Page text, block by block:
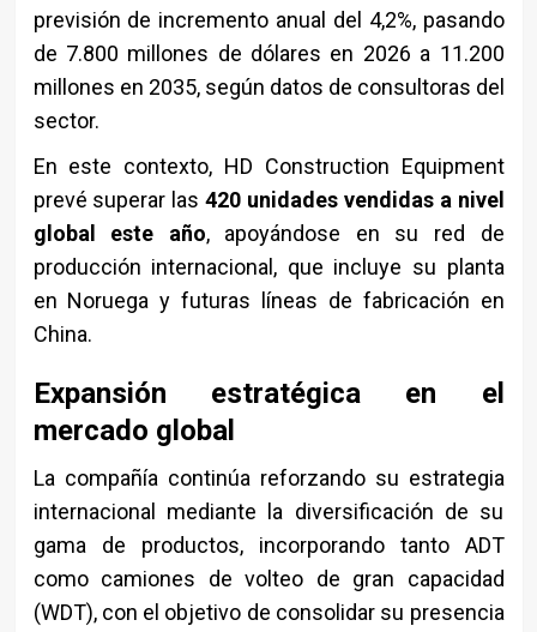
previsión de incremento anual del 4,2%, pasando
de 7.800 millones de dólares en 2026 a 11.200
millones en 2035, según datos de consultoras del
sector.
En este contexto, HD Construction Equipment
prevé superar las420 unidades vendidas a nivel
global este año, apoyándose en su red de
producción internacional, que incluye su planta
en Noruega y futuras líneas de fabricación en
China.
Expansión estratégica en el
mercado global
La compañía continúa reforzando su estrategia
internacional mediante la diversificación de su
gama de productos, incorporando tanto ADT
como camiones de volteo de gran capacidad
(WDT), con el objetivo de consolidar su presencia